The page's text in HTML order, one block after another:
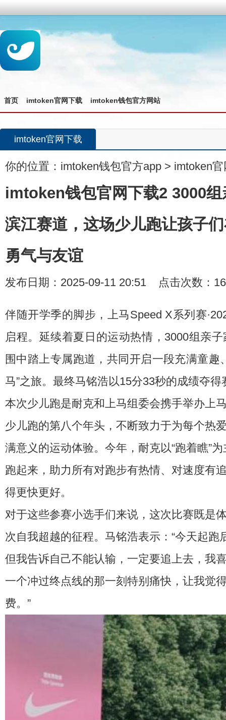
首页 imtoken官网下载 imtoken钱包官方网站
imtoken官网下载
你的位置： imtoken钱包官方app > imtoken
imtoken钱包官网下载2 3000
滨江赛道，这场少儿跑让孩子
勇气与友谊
发布日期：2025-09-11 20:51 点击次数：
伴随开学季的脚步，上马Speed X系列赛
启程。延续着夏日的运动热情，3000组亲
围中踏上专属跑道，共同开启一段充满童趣
马”之旅。最终马铭浩以15分33秒的成绩夺得
本次少儿跑是耐克和上马组委会携手举办上
少儿跑的第八个年头，不断致力于为每个热
满意义的运动体验。今年，耐克以“跑着瞧”
跑起来，助力所有对跑步有热情、对速度有
得更快更好。
对于这些参赛小选手们来说，这次比赛既是
次自我超越的征程。马铭浩表示：“今天起跑
但我告诉自己不能认输，一定要追上去，我
一个冲过终点线的那一刻特别痛快，让我觉
费。”